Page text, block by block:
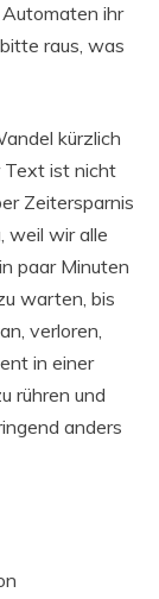
ihr
raus, was
kürzlich
Text ist nicht
Zeitersparnis
weil wir alle
paar Minuten
warten, bis
verloren,
in einer
rühren und
anders